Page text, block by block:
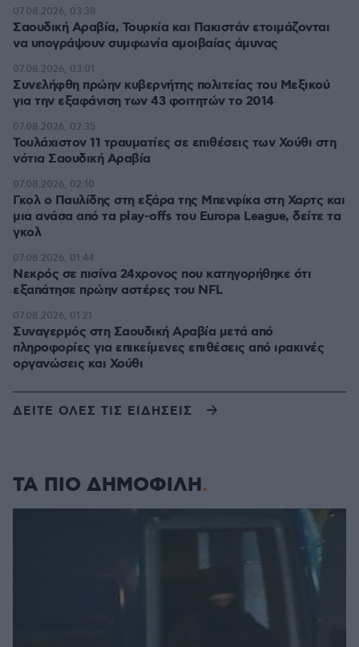
Σαουδική Αραβία, Τουρκία και Πακιστάν ετοιμάζονται
να υπογράψουν συμφωνία αμοιβαίας άμυνας
07.08.2026, 03:38
Συνελήφθη πρώην κυβερνήτης πολιτείας του Μεξικού
για την εξαφάνιση των 43 φοιτητών το 2014
07.08.2026, 03:01
Τουλάχιστον 11 τραυματίες σε επιθέσεις των Χούθι στη
νότια Σαουδική Αραβία
07.08.2026, 02:35
Γκολ ο Παυλίδης στη εξάρα της Μπενφίκα στη Χαρτς και
μια ανάσα από τα play-offs του Europa League, δείτε τα
γκολ
07.08.2026, 02:10
Νεκρός σε πισίνα 24χρονος που κατηγορήθηκε ότι
εξαπάτησε πρώην αστέρες του NFL
07.08.2026, 01:44
Συναγερμός στη Σαουδική Αραβία μετά από
πληροφορίες για επικείμενες επιθέσεις από ιρακινές
οργανώσεις και Χούθι
07.08.2026, 01:21
ΔΕΙΤΕ ΟΛΕΣ ΤΙΣ ΕΙΔΗΣΕΙΣ
ΤΑ ΠΙΟ ΔΗΜΟΦΙΛΗ